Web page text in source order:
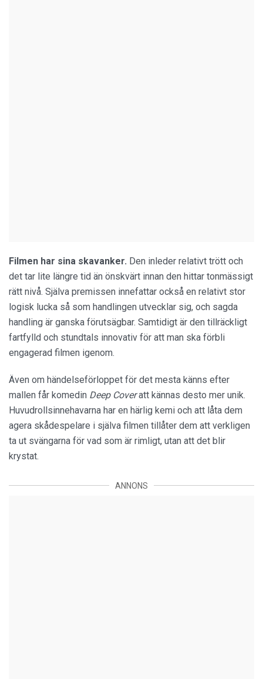
Filmen har sina skavanker. Den inleder relativt trött och
det tar lite längre tid än önskvärt innan den hittar tonmässigt
rätt nivå. Själva premissen innefattar också en relativt stor
logisk lucka så som handlingen utvecklar sig, och sagda
handling är ganska förutsägbar. Samtidigt är den tillräckligt
fartfylld och stundtals innovativ för att man ska förbli
engagerad filmen igenom.
Även om händelseförloppet för det mesta känns efter
mallen får komedin Deep Coveratt kännas desto mer unik.
Huvudrollsinnehavarna har en härlig kemi och att låta dem
agera skådespelare i själva filmen tillåter dem att verkligen
ta ut svängarna för vad som är rimligt, utan att det blir
krystat.
ANNONS